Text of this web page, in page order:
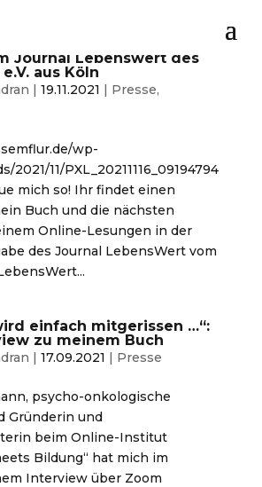
Journal Lebenswert des
aus Köln
| 19.11.2021 | Presse,
wp-
11/PXL_20211116_09194794
mich so! Ihr findet einen
Buch und die nächsten
Online-Lesungen in der
des Journal LebensWert vom
einfach mitgerissen …“:
zu meinem Buch
| 17.09.2021 | Presse
psycho-onkologische
Gründerin und
beim Online-Institut
Bildung“ hat mich im
Interview über Zoom